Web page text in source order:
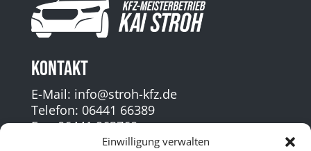
Einwilligung verwalten
Kontakt
E-Mail: info@stroh-kfz.de
Telefon: 06441 66389
Fax: 06441 963760